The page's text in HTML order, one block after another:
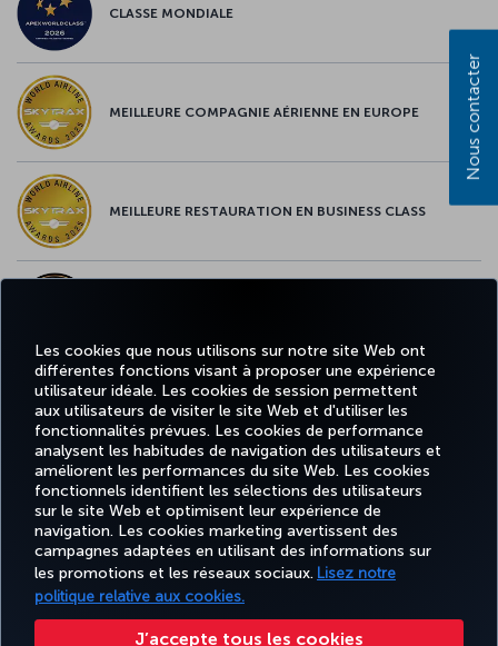
Les cookies que nous utilisons sur notre site Web ont
différentes fonctions visant à proposer une expérience
utilisateur idéale. Les cookies de session permettent
aux utilisateurs de visiter le site Web et d'utiliser les
fonctionnalités prévues. Les cookies de performance
analysent les habitudes de navigation des utilisateurs et
améliorent les performances du site Web. Les cookies
fonctionnels identifient les sélections des utilisateurs
sur le site Web et optimisent leur expérience de
navigation. Les cookies marketing avertissent des
campagnes adaptées en utilisant des informations sur
les promotions et les réseaux sociaux. Lisez notre
politique relative aux cookies.
J’accepte tous les cookies
CLASSE MONDIALE
MEILLEURE COMPAGNIE AÉRIENNE EN EUROPE
MEILLEURE RESTAURATION EN BUSINESS CLASS
MEILLEUR WI-FI EN EUROPE
Facebook
TwitterInstagram
YouTubeLinkedIn
TiktokBlog
RÉSERVER
ET GÉRER
EXPÉRIENCE
OFFRES ET
DESTINATIONS
TURKISH
HOLIDAYS
SMILES
Nous contacter